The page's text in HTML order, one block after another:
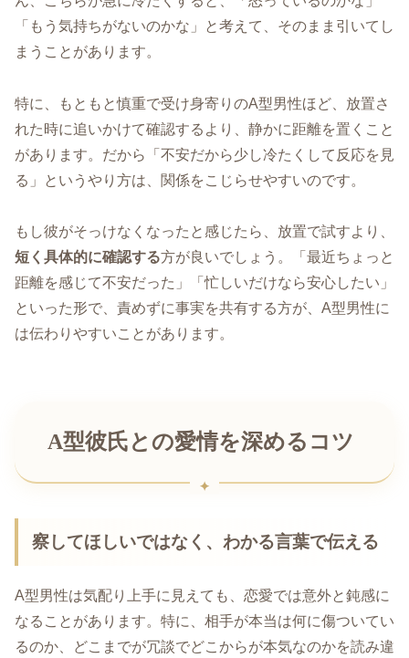
「もう気持ちがないのかな」と考えて、そのまま引いてし
まうことがあります。
特に、もともと慎重で受け身寄りのA型男性ほど、放置さ
れた時に追いかけて確認するより、静かに距離を置くこと
があります。だから「不安だから少し冷たくして反応を見
る」というやり方は、関係をこじらせやすいのです。
もし彼がそっけなくなったと感じたら、放置で試すより、
短く具体的に確認する方が良いでしょう。「最近ちょっと
距離を感じて不安だった」「忙しいだけなら安心したい」
といった形で、責めずに事実を共有する方が、A型男性に
は伝わりやすいことがあります。
A型彼氏との愛情を深めるコツ
察してほしいではなく、わかる言葉で伝える
A型男性は気配り上手に見えても、恋愛では意外と鈍感に
なることがあります。特に、相手が本当は何に傷ついてい
るのか、どこまでが冗談でどこからが本気なのかを読み違